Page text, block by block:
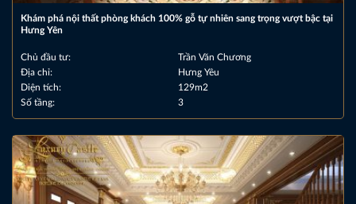
Khám phá nội thất phòng khách 100% gỗ tự nhiên sang trọng vượt bậc tại
Hưng Yên
Chủ đầu tư:
Trần Văn Chương
Địa chỉ:
Hưng Yêu
Diện tích:
129m2
Số tầng:
3